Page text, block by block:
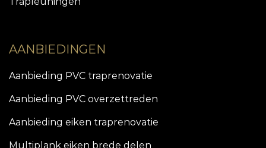
AANBIEDINGEN
Aanbieding PVC traprenovatie
Aanbieding PVC overzettreden
Aanbieding eiken traprenovatie
Multiplank eiken brede delen